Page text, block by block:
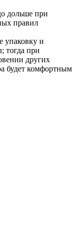
дольше при
правил
упаковку и
тогда при
других
будет комфортным